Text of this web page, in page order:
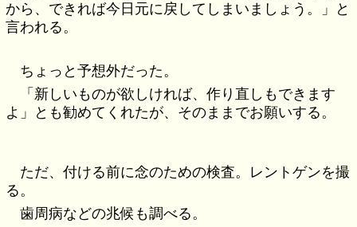
から、できれば今日元に戻してしまいましょう。」と
言われる。
ちょっと予想外だった。
「新しいものが欲しければ、作り直しもできます
よ」とも勧めてくれたが、そのままでお願いする。
ただ、付ける前に念のための検査。レントゲンを撮
る。
歯周病などの兆候も調べる。